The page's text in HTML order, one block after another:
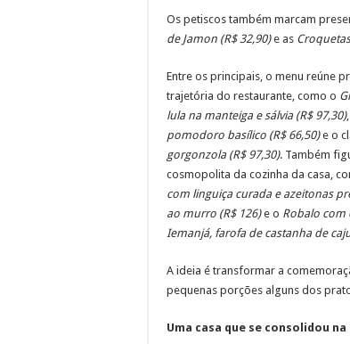
Os petiscos também marcam
de Jamon (R$ 32,90)e as
Entre os principais, o menu reúne
trajetória do restaurante, como o
lula na manteiga e sálvia (R$ 97,30)
pomodoro basílico (R$ 66,50)e o
gorgonzola (R$ 97,30). Também
cosmopolita da cozinha da casa,
com linguiça curada e azeitonas
ao murro (R$ 126)e o Robalo com
Iemanjá, farofa de castanha de
A ideia é transformar a
pequenas porções alguns dos
Uma casa que se consolidou